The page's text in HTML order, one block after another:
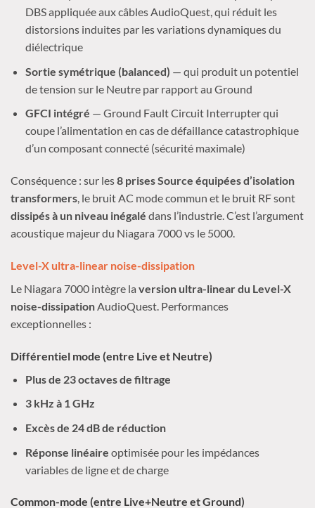
DBS appliquée aux câbles AudioQuest, qui réduit les
distorsions induites par les variations dynamiques du
diélectrique
Sortie symétrique (balanced) — qui produit un potentiel
de tension sur le Neutre par rapport au Ground
GFCI intégré — Ground Fault Circuit Interrupter qui
coupe l’alimentation en cas de défaillance catastrophique
d’un composant connecté (sécurité maximale)
Conséquence : sur les8 prises Source équipées d’isolation
transformers, le bruit AC mode commun et le bruit RF sont
dissipés à un niveau inégalé dans l’industrie. C’est l’argument
acoustique majeur du Niagara 7000 vs le 5000.
Level-X ultra-linear noise-dissipation
Le Niagara 7000 intègre la version ultra-linear du Level-X
noise-dissipationAudioQuest. Performances
exceptionnelles :
Différentiel mode (entre Live et Neutre)
Plus de 23 octaves de filtrage
3 kHz à 1 GHz
Excès de 24 dB de réduction
Réponse linéaire optimisée pour les impédances
variables de ligne et de charge
Common-mode (entre Live+Neutre et Ground)